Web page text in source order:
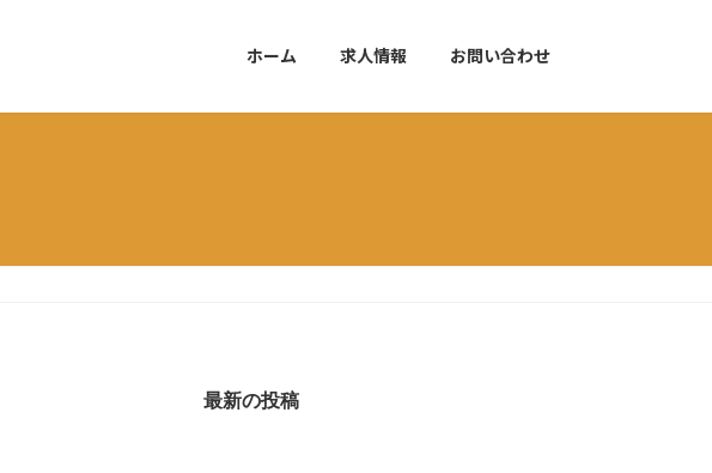
ホーム 求人情報 お問い合わせ
最新の投稿